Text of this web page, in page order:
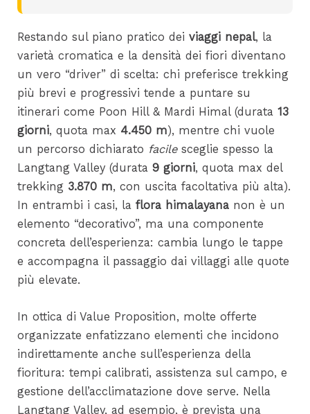
Restando sul piano pratico deiviaggi nepal, la
varietà cromatica e la densità dei fiori diventano
un vero “driver” di scelta: chi preferisce trekking
più brevi e progressivi tende a puntare su
itinerari come Poon Hill & Mardi Himal (durata13
giorni, quota max 4.450 m), mentre chi vuole
un percorso dichiarato facilesceglie spesso la
Langtang Valley (durata9 giorni, quota max del
trekking 3.870 m, con uscita facoltativa più alta).
In entrambi i casi, laflora himalayana non è un
elemento “decorativo”, ma una componente
concreta dell’esperienza: cambia lungo le tappe
e accompagna il passaggio dai villaggi alle quote
più elevate.
In ottica di Value Proposition, molte offerte
organizzate enfatizzano elementi che incidono
indirettamente anche sull’esperienza della
fioritura: tempi calibrati, assistenza sul campo, e
gestione dell’acclimatazione dove serve. Nella
Langtang Valley, ad esempio, è prevista una